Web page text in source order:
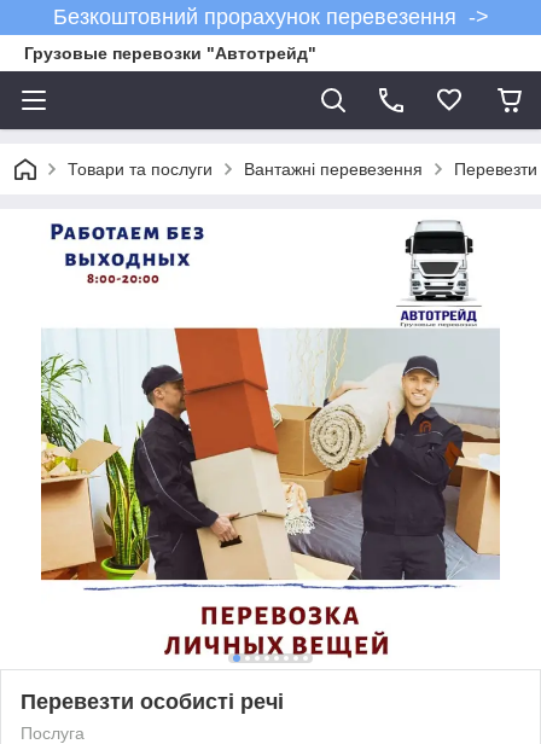
Безкоштовний прорахунок перевезення ->
Грузовые перевозки "Автотрейд"
Товари та послуги Вантажні перевезення Перевезти
Перевезти особисті речі
Послуга